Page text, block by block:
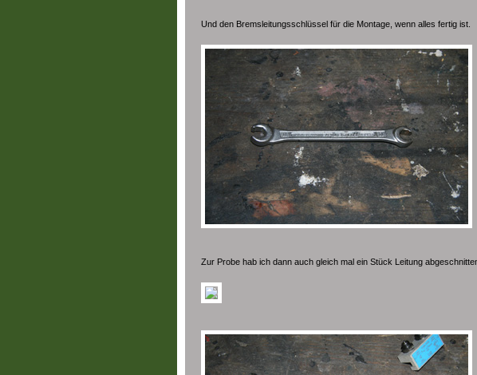
Und den Bremsleitungsschlüssel für die Montage, wenn alles fertig ist.
Zur Probe hab ich dann auch gleich mal ein Stück Leitung